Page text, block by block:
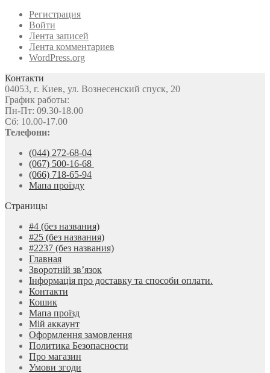
Регистрация
Войти
Лента записей
Лента комментариев
WordPress.org
Контакти
04053, г. Киев, ул. Вознесенский спуск, 20
График работы:
Пн-Пт: 09.30-18.00
Сб: 10.00-17.00
Телефони:
(044) 272-68-04
(067) 500-16-68
(066) 718-65-94
Мапа проїзду
Страницы
#4 (без названия)
#25 (без названия)
#2237 (без названия)
Главная
Зворотній зв’язок
Інформація про доставку та способи оплати.
Контакти
Кошик
Мапа проїзд
Мій аккаунт
Оформлення замовлення
Политика Безопасности
Про магазин
Умови згоди